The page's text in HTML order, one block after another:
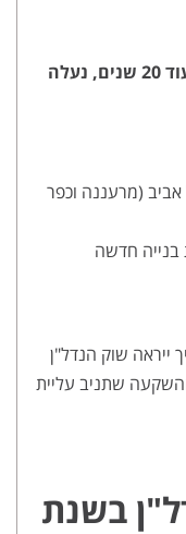
בהקשר של איך ייראה שוק הנדל"ן בעוד 20 שנים, נעלה
(מרעננה וכפר
בנייה חדשה
ייראה שוק הנדל"ן
ההשקעה שתניב עליית
בשנת